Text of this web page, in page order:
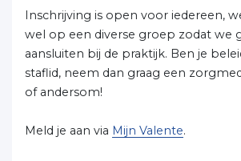
Inschrijving is open voor iedereen,
wel op een diverse groep zodat we
aansluiten bij de praktijk. Ben je
staflid, neem dan graag een
of andersom!
Meld je aan via Mijn Valente.